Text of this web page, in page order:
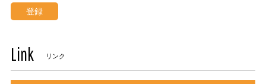
登録
Link リンク